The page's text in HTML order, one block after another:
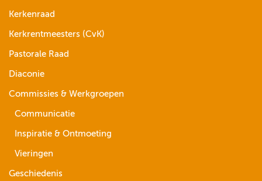
Kerkenraad
Kerkrentmeesters (CvK)
Pastorale Raad
Diaconie
Commissies & Werkgroepen
Communicatie
Inspiratie & Ontmoeting
Vieringen
Geschiedenis